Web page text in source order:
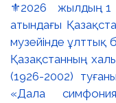
⚜️2026 жылдың 1
атындағы
музейінде ұлттық
Қазақстанның
(1926-2002)
«Дала